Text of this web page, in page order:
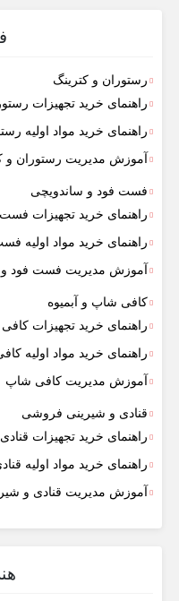
رستوران و کترینگ
راهنمای خرید تجهیزات
راهنمای خرید مواد اولیه
آموزش مدیریت رستوران و
فست فود و ساندویچی
راهنمای خرید تجهیزات فست
راهنمای خرید مواد اولیه
آموزش مدیریت فست فود و
کافی شاپ و آبمیوه
راهنمای خرید تجهیزات
راهنمای خرید مواد اولیه
آموزش مدیریت کافی شاپ
قنادی و شیرینی فروشی
راهنمای خرید تجهیزات
راهنمای خرید مواد اولیه
آموزش مدیریت قنادی و